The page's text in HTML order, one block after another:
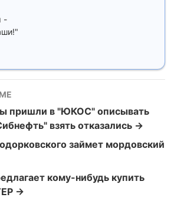
-
пришли в "ЮКОС" описывать
взять отказались →
займет мордовский
кому-нибудь купить
→